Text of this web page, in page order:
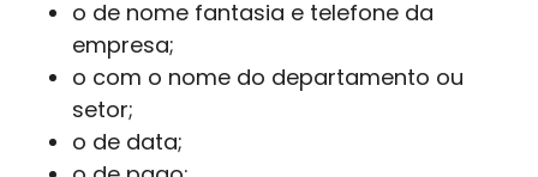
o de nome fantasia e telefone da
empresa;
o com o nome do departamento ou
setor;
o de data;